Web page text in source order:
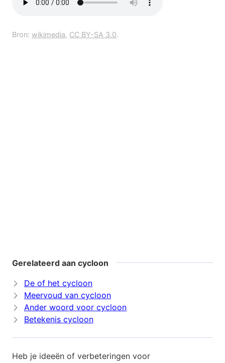
Bron: wikimedia, CC BY-SA 3.0.
Gerelateerd aan cycloon
De of het cycloon
Meervoud van cycloon
Ander woord voor cycloon
Betekenis cycloon
Heb je ideeën of verbeteringen voor